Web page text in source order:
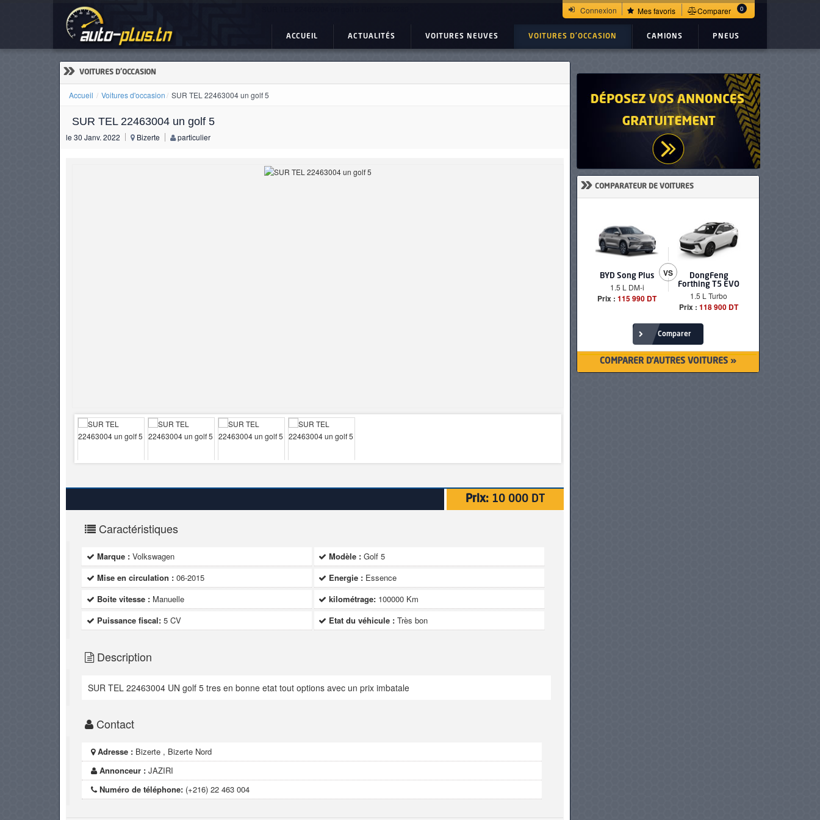
Connexion Mes favoris Comparer 0
ACCUEIL ACTUALITÉS VOITURES NEUVES VOITURES D'OCCASION CAMIONS PNEUS
» VOITURES D'OCCASION
Accueil Voitures d'occasion SUR TEL 22463004 un golf 5
SUR TEL 22463004 un golf 5
le 30 Janv. 2022 Bizerte particulier
Prix: 10 000 DT
Caractéristiques
Marque : Volkswagen Modèle : Golf 5
Mise en circulation : 06-2015 Energie : Essence
Boite vitesse : Manuelle kilométrage: 100000 Km
Puissance fiscal: 5 CV Etat du véhicule : Très bon
Description
SUR TEL 22463004 UN golf 5 tres en bonne etat tout options avec un prix imbatale
Contact
Adresse : Bizerte , Bizerte Nord
Annonceur : JAZIRI
Numéro de téléphone: (+216) 22 463 004
» COMPARATEUR DE VOITURES
BYD Song Plus
1.5 L DM-i
Prix : 115 990 DT
VS
DongFeng
Forthing T5 EVO
1.5 L Turbo
Prix : 118 900 DT
Comparer
COMPARER D'AUTRES VOITURES »
ACTUALITÉS